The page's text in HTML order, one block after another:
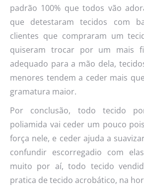
padrão 100% que todos vão
que detestaram tecidos com
clientes que compraram um
quiseram trocar por um mais
adequado para a mão dela,
menores tendem a ceder mais
gramatura maior.
Por conclusão, todo tecido
poliamida vai ceder um pouco
força nele, e ceder ajuda a
confundir escorregadio com
muito por aí, todo tecido
pratica de tecido acrobático, na